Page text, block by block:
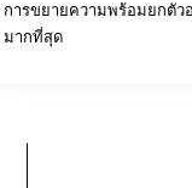
การขยายความพร้อมยกตัว
มากที่สุด